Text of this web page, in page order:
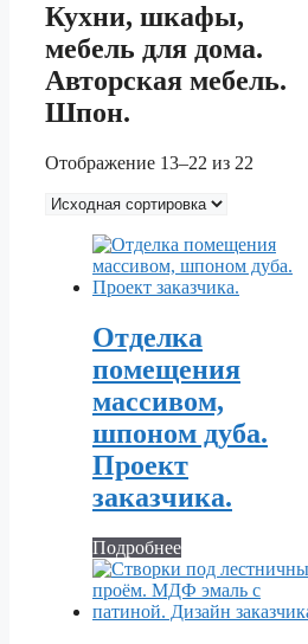
Кухни, шкафы,
мебель для дома.
Авторская мебель.
Шпон.
Отображение 13–22 из 22
Отделка
помещения
массивом,
шпоном дуба.
Проект
заказчика.
Подробнее